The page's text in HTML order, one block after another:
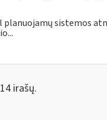
sistemos
irašų.